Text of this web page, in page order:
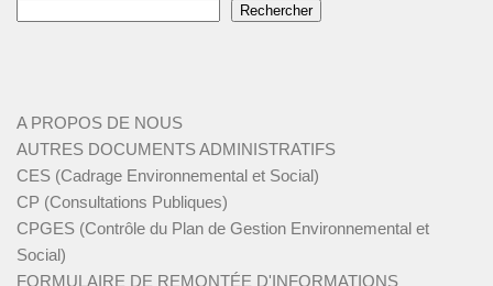
Rechercher
A PROPOS DE NOUS
AUTRES DOCUMENTS ADMINISTRATIFS
CES (Cadrage Environnemental et Social)
CP (Consultations Publiques)
CPGES (Contrôle du Plan de Gestion Environnemental et
Social)
FORMULAIRE DE REMONTÉE D'INFORMATIONS